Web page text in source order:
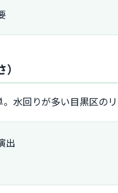
水回りが多い目黒区の
出